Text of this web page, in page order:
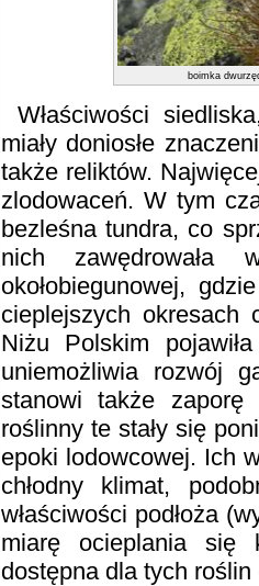
boimka
Właściwości
miały doniosłe
także reliktów.
zlodowaceń. W tym
bezleśna tundra, co
nich
okołobiegunowej,
cieplejszych okresach
Niżu Polskim
uniemożliwia rozwój
stanowi także zaporę
roślinny te stały się
epoki lodowcowej. Ich
chłodny klimat,
właściwości podłoża
miarę ocieplania się
dostępna dla tych